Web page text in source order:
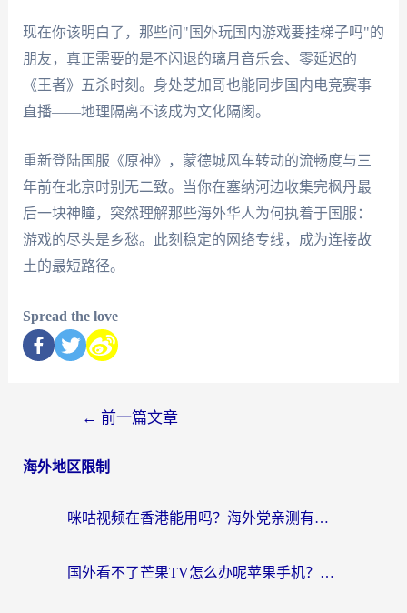
现在你该明白了，那些问"国外玩国内游戏要挂梯子吗"的
朋友，真正需要的是不闪退的璃月音乐会、零延迟的
《王者》五杀时刻。身处芝加哥也能同步国内电竞赛事
直播——地理隔离不该成为文化隔阂。
重新登陆国服《原神》，蒙德城风车转动的流畅度与三
年前在北京时别无二致。当你在塞纳河边收集完枫丹最
后一块神瞳，突然理解那些海外华人为何执着于国服：
游戏的尽头是乡愁。此刻稳定的网络专线，成为连接故
土的最短路径。
Spread the love
← 前一篇文章
海外地区限制
咪咕视频在香港能用吗？海外党亲测有效的回国加速方案来了
国外看不了芒果TV怎么办呢苹果手机？海外党追剧游戏的全能解决方案